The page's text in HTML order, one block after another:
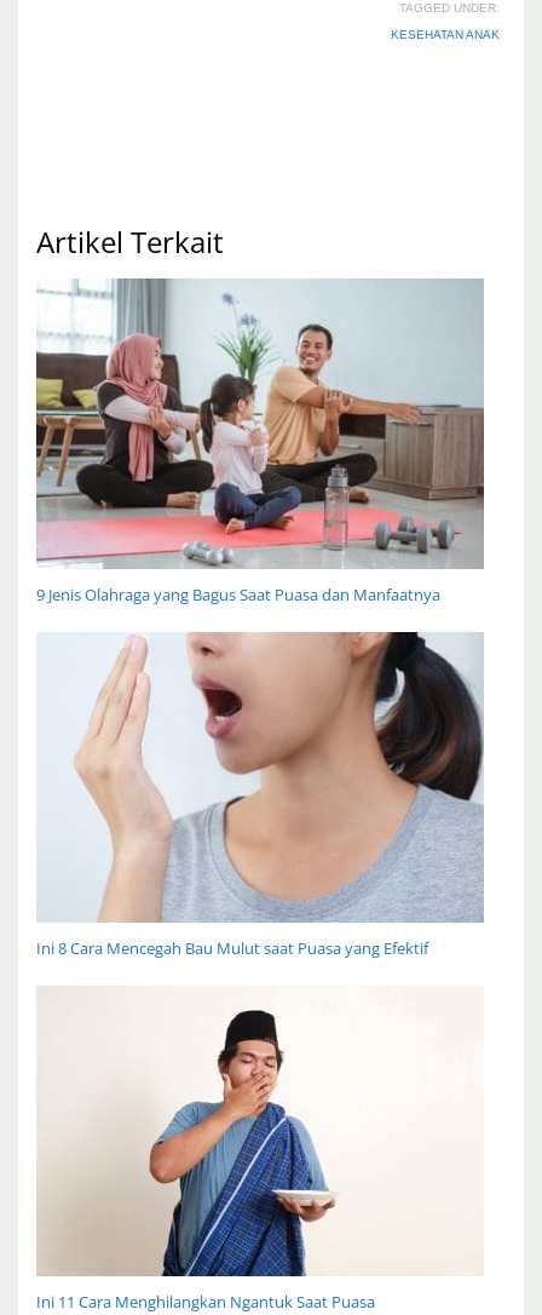
TAGGED UNDER:
KESEHATAN ANAK
Artikel Terkait
9 Jenis Olahraga yang Bagus Saat Puasa dan Manfaatnya
Ini 8 Cara Mencegah Bau Mulut saat Puasa yang Efektif
Ini 11 Cara Menghilangkan Ngantuk Saat Puasa